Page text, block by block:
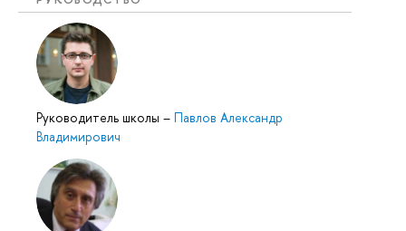
Руководитель школы – Павлов Александр
Владимирович